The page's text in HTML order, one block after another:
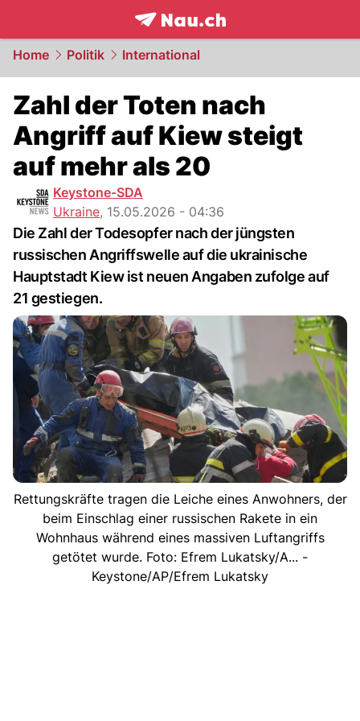
frontpage.NAU.ch
Home Politik International
Zahl der Toten nach
Angriff auf Kiew steigt
auf mehr als 20
Keystone-SDA
Ukraine, 15.05.2026 - 04:36
Die Zahl der Todesopfer nach der jüngsten
russischen Angriffswelle auf die ukrainische
Hauptstadt Kiew ist neuen Angaben zufolge auf
21 gestiegen.
Rettungskräfte tragen die Leiche eines Anwohners, der
beim Einschlag einer russischen Rakete in ein
Wohnhaus während eines massiven Luftangriffs
getötet wurde. Foto: Efrem Lukatsky/A... -
Keystone/AP/Efrem Lukatsky